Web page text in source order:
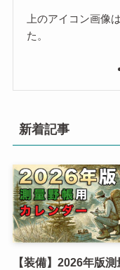
上のアイコン画像
た。
新着記事
【装備】2026年版